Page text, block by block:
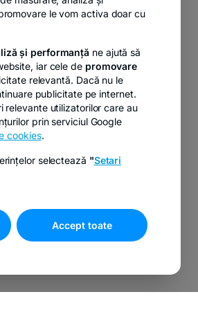
le vom activa doar cu
și performanță ne ajută să
iar cele de promovare
relevantă. Dacă nu le
publicitate pe internet.
relevante utilizatorilor care au
prin serviciul Google
cookies.
selectează "Setari
Accept toate